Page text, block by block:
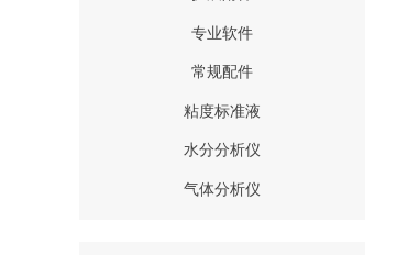
专业软件
常规配件
粘度标准液
水分分析仪
气体分析仪